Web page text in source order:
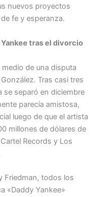
nuevos proyectos
fe y esperanza.
tras el divorcio
de una disputa
Tras casi tres
se separó en diciembre
parecía amistosa,
luego de que el artista
millones de dólares de
Records y Los
Friedman, todos los
«Daddy Yankee»